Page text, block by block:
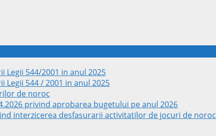
Legii 544/2001 in anul 2025
Legii 544 / 2001 in anul 2025
de noroc
privind aprobarea bugetului pe anul 2026
interzicerea desfasurarii activitatilor de jocuri de noroc